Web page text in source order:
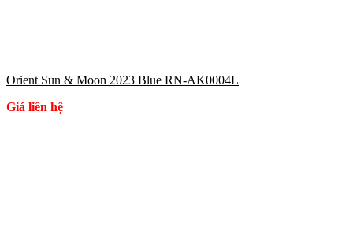
Orient Sun & Moon 2023 Blue RN-AK0004L
Giá liên hệ